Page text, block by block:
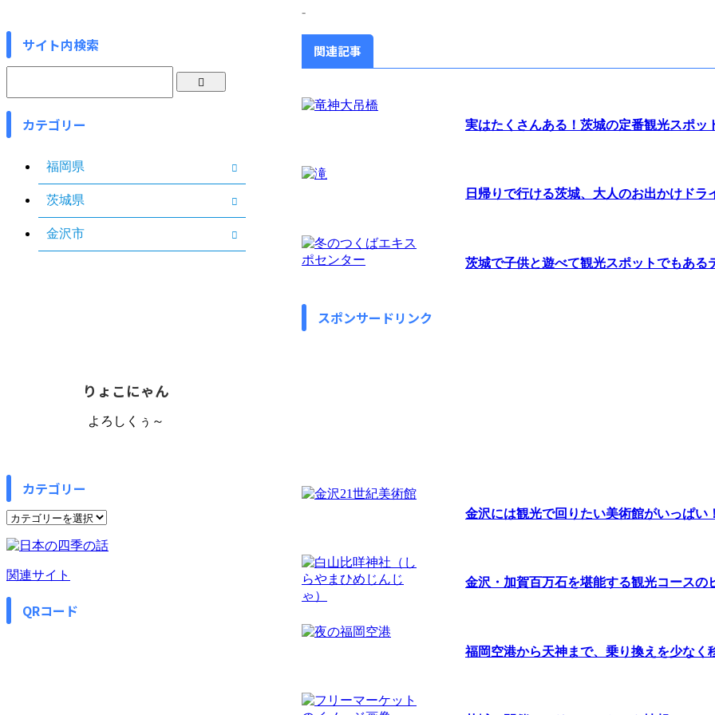
-
関連記事
実はたくさんある！茨城の定番観光スポッ
日帰りで行ける茨城、大人のお出かけドラ
茨城で子供と遊べて観光スポットでもある
スポンサードリンク
金沢には観光で回りたい美術館がいっぱい
金沢・加賀百万石を堪能する観光コースの
福岡空港から天神まで、乗り換えを少なく
サイト内検索
カテゴリー
福岡県
茨城県
金沢市
りょこにゃん
よろしくぅ～
カテゴリー
カ
ゴ
リ
ー
関連サイト
QRコード